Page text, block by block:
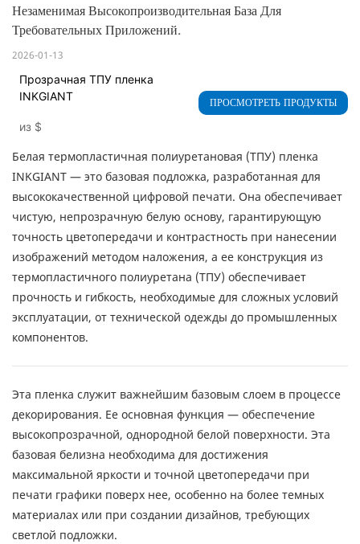
Незаменимая Высокопроизводительная База Для
Требовательных Приложений.
2026-01-13
Прозрачная ТПУ пленка
INKGIANT
из $
ПРОСМОТРЕТЬ ПРОДУКТЫ
Белая термопластичная полиуретановая (ТПУ) пленка
INKGIANT — это базовая подложка, разработанная для
высококачественной цифровой печати. ​​Она обеспечивает
чистую, непрозрачную белую основу, гарантирующую
точность цветопередачи и контрастность при нанесении
изображений методом наложения, а ее конструкция из
термопластичного полиуретана (ТПУ) обеспечивает
прочность и гибкость, необходимые для сложных условий
эксплуатации, от технической одежды до промышленных
компонентов.
Эта пленка служит важнейшим базовым слоем в процессе
декорирования. Ее основная функция — обеспечение
высокопрозрачной, однородной белой поверхности. Эта
базовая белизна необходима для достижения
максимальной яркости и точной цветопередачи при
печати графики поверх нее, особенно на более темных
материалах или при создании дизайнов, требующих
светлой подложки.